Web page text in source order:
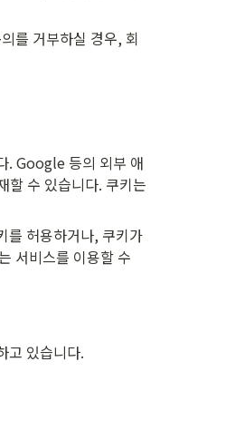
를 거부하실 경우, 회
. Google 등의 외부 애
수 있습니다. 쿠키는
를 허용하거나, 쿠키가
서비스를 이용할 수
고 있습니다.